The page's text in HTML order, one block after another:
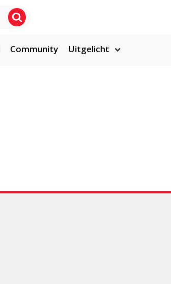
Community Uitgelicht